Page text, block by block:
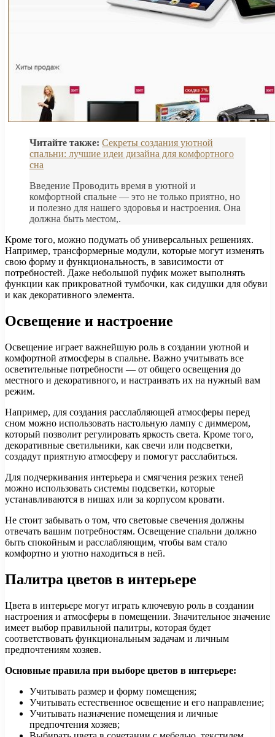
Читайте также: Секреты создания уютной
спальни: лучшие идеи дизайна для комфортного
сна
Введение Проводить время в уютной и
комфортной спальне — это не только приятно, но
и полезно для нашего здоровья и настроения. Она
должна быть местом,.
Кроме того, можно подумать об универсальных решениях.
Например, трансформерные модули, которые могут изменять
свою форму и функциональность, в зависимости от
потребностей. Даже небольшой пуфик может выполнять
функции как прикроватной тумбочки, как сидушки для обуви
и как декоративного элемента.
Освещение и настроение
Освещение играет важнейшую роль в создании уютной и
комфортной атмосферы в спальне. Важно учитывать все
осветительные потребности — от общего освещения до
местного и декоративного, и настраивать их на нужный вам
режим.
Например, для создания расслабляющей атмосферы перед
сном можно использовать настольную лампу с диммером,
который позволит регулировать яркость света. Кроме того,
декоративные светильники, как свечи или подсветки,
создадут приятную атмосферу и помогут расслабиться.
Для подчеркивания интерьера и смягчения резких теней
можно использовать системы подсветки, которые
устанавливаются в нишах или за корпусом кровати.
Не стоит забывать о том, что световые свечения должны
отвечать вашим потребностям. Освещение спальни должно
быть спокойным и расслабляющим, чтобы вам стало
комфортно и уютно находиться в ней.
Палитра цветов в интерьере
Цвета в интерьере могут играть ключевую роль в создании
настроения и атмосферы в помещении. Значительное значение
имеет выбор правильной палитры, которая будет
соответствовать функциональным задачам и личным
предпочтениям хозяев.
Основные правила при выборе цветов в интерьере:
Учитывать размер и форму помещения;
Учитывать естественное освещение и его направление;
Учитывать назначение помещения и личные
предпочтения хозяев;